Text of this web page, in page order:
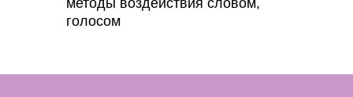
методы воздействия словом,
голосом